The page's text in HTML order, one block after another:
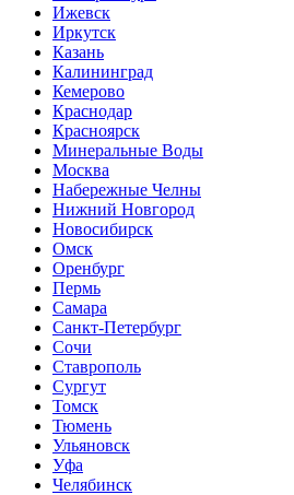
Ижевск
Иркутск
Казань
Калининград
Кемерово
Краснодар
Красноярск
Минеральные Воды
Москва
Набережные Челны
Нижний Новгород
Новосибирск
Омск
Оренбург
Пермь
Самара
Санкт-Петербург
Сочи
Ставрополь
Сургут
Томск
Тюмень
Ульяновск
Уфа
Челябинск